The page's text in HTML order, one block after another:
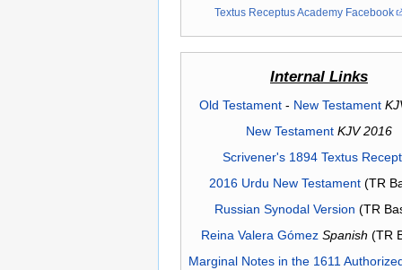
Textus Receptus Academy Facebook
Internal Links
Old Testament- New Testament
New Testament KJV 2016
Scrivener's 1894 Textus
2016 Urdu New Testament(TR
Russian Synodal Version (TR
Reina Valera Gómez Spanish (TR
Marginal Notes in the 1611